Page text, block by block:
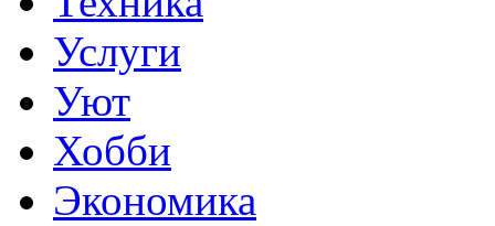
Услуги
Уют
Хобби
Экономика